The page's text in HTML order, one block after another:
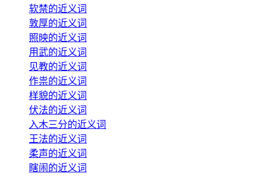
软禁的近义词
敦厚的近义词
照映的近义词
用武的近义词
见教的近义词
作祟的近义词
样貌的近义词
伏法的近义词
入木三分的近义词
王法的近义词
柔声的近义词
瞎闹的近义词